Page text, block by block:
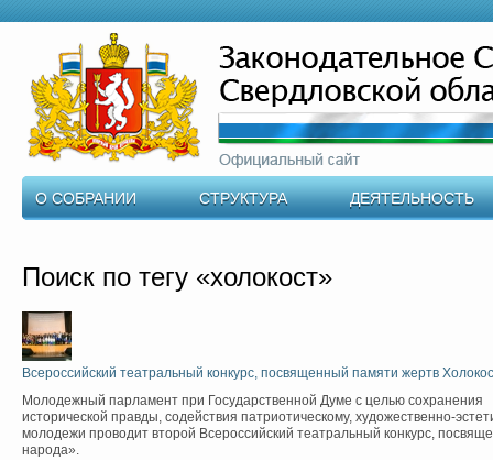
О СОБРАНИИ СТРУКТУРА ДЕЯТЕЛЬНОСТЬ
Поиск по тегу «холокост»
Всероссийский театральный конкурс, посвященный памяти жертв
Молодежный парламент при Государственной Думе с целью сохранения
исторической правды, содействия патриотическому, художественно-
молодежи проводит второй Всероссийский театральный конкурс,
народа».